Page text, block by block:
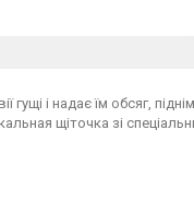
і надає їм обсяг,
щіточка зі